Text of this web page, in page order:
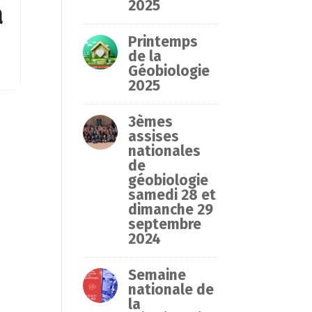
2025
Printemps
de la
Géobiologie
2025
3èmes
assises
nationales
de
géobiologie
samedi 28 et
dimanche 29
septembre
2024
Semaine
nationale de
la